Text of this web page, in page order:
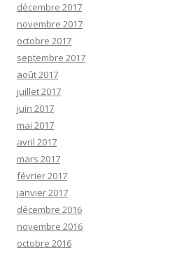
décembre 2017
novembre 2017
octobre 2017
septembre 2017
août 2017
juillet 2017
juin 2017
mai 2017
avril 2017
mars 2017
février 2017
janvier 2017
décembre 2016
novembre 2016
octobre 2016